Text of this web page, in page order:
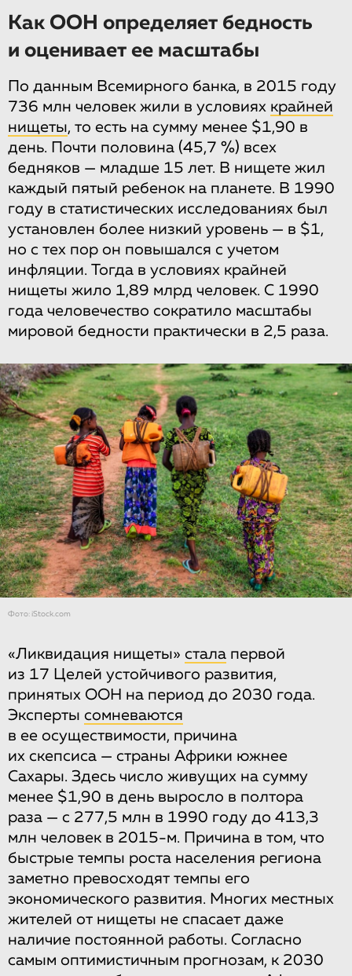
Как ООН определяет бедность
и оценивает ее масштабы
По данным Всемирного банка, в 2015 году
736 млн человек жили в условиях крайней
нищеты, то есть на сумму менее $1,90 в
день. Почти половина (45,7 %) всех
бедняков — младше 15 лет. В нищете жил
каждый пятый ребенок на планете. В 1990
году в статистических исследованиях был
установлен более низкий уровень — в $1,
но с тех пор он повышался с учетом
инфляции. Тогда в условиях крайней
нищеты жило 1,89 млрд человек. С 1990
года человечество сократило масштабы
мировой бедности практически в 2,5 раза.
Фото: iStock.com
«Ликвидация нищеты» стала первой
из 17 Целей устойчивого развития,
принятых ООН на период до 2030 года.
Эксперты сомневаются
в ее осуществимости, причина
их скепсиса — страны Африки южнее
Сахары. Здесь число живущих на сумму
менее $1,90 в день выросло в полтора
раза — с 277,5 млн в 1990 году до 413,3
млн человек в 2015-м. Причина в том, что
быстрые темпы роста населения региона
заметно превосходят темпы его
экономического развития. Многих местных
жителей от нищеты не спасает даже
наличие постоянной работы. Согласно
самым оптимистичным прогнозам, к 2030